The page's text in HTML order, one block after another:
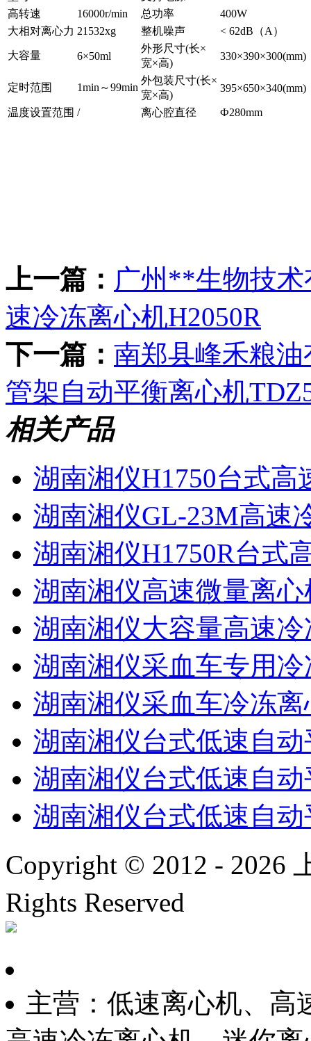
高转速
16000r/min 总功率
400W
大相对离心力 21532xg 整机噪声 < 62dB（A）
大容量 6×50ml
外形尺寸(长×
宽×高)
330×390×300(mm)
定时范围 1min～99min
外包装尺寸(长×
宽×高)
395×650×340(mm)
温度设置范围 / 离心腔直径 Ф280mm
上一篇： 广州**生物技
速冷冻离心机H2050R
下一篇： 南郑县峰禾粮
管架自动平衡离心机
相关产品
湖南湘仪H1750台式高
湖南湘仪GL-23M高速
湖南湘仪H1750R台式
湖南湘仪高速微量离心
湖南湘仪大容量高速
湖南湘仪采血车专用
湖南湘仪采血车冷冻离
湖南湘仪台式低速自
湖南湘仪台式低速自
湖南湘仪台式低速自
Copyright © 2012 - 2026
Rights Reserved
主营：低速离心机、高